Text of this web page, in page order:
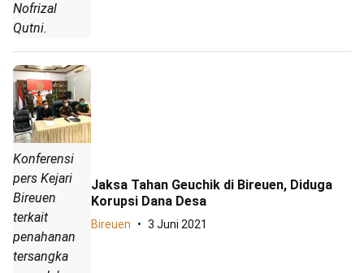
Nofrizal
Qutni.
Konferensi
pers Kejari
Bireuen
terkait
penahanan
tersangka
Jaksa Tahan Geuchik di Bireuen, Diduga
Korupsi Dana Desa
Bireuen 3 Juni 2021